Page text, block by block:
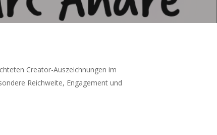
Creator-Auszeichnungen im
Reichweite, Engagement und